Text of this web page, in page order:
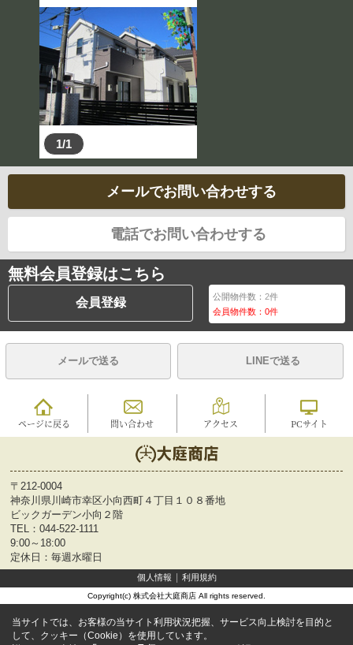
1/1
メールでお問い合わせする
電話でお問い合わせする
無料会員登録はこちら
会員登録 公開物件数：2件
会員物件数：0件
メールで送る LINEで送る
ページに戻る 問い合わせ アクセス PCサイト
〒212-0004
神奈川県川崎市幸区小向西町４丁目１０８番地
ビックガーデン小向２階
TEL： 044-522-1111
9:00～18:00
定休日：毎週水曜日
個人情報 利用規約
Copyright(c) 株式会社大庭商店 All rights reserved.
当サイトでは、お客様の当サイト利用状況把握、サービス向上検討を目的と
して、クッキー（Cookie）を使用しています。